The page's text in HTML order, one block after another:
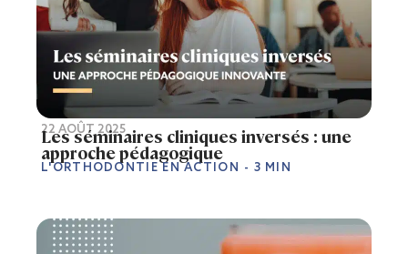
22 AOÛT 2025
Les séminaires cliniques inversés : une
approche pédagogique
L'ORTHODONTIE EN ACTION - 3 MIN